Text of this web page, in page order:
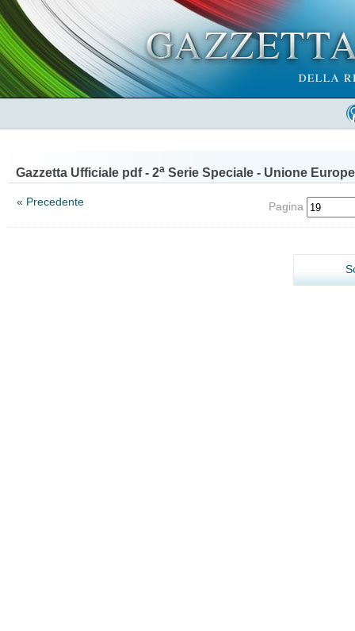
Gazzetta Ufficiale pdf - 2a Serie Speciale - Unione
« Precedente Pagina